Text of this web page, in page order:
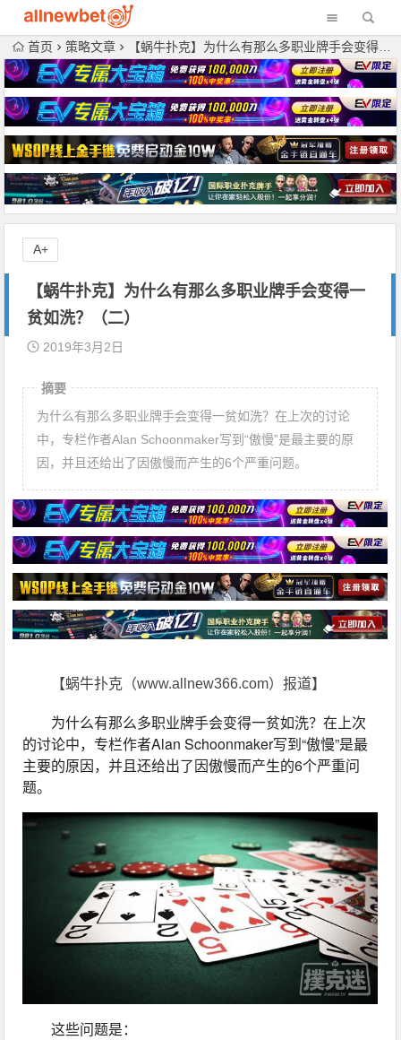
首页 策略文章 【蜗牛扑克】为什么有那么多职业牌手会变得一贫如洗？（二）
【蜗牛扑克】为什么有那么多职业牌手会变得一
贫如洗？（二）
2019年3月2日
摘要
为什么有那么多职业牌手会变得一贫如洗？在上次的讨论
中，专栏作者Alan Schoonmaker写到“傲慢”是最主要的原
因，并且还给出了因傲慢而产生的6个严重问题。
【蜗牛扑克（www.allnew366.com）报道】
为什么有那么多职业牌手会变得一贫如洗？在上次
的讨论中，专栏作者Alan Schoonmaker写到“傲慢”是最
主要的原因，并且还给出了因傲慢而产生的6个严重问
题。
这些问题是：
A+